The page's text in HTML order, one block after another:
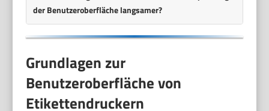
der Benutzeroberfläche langsamer?
Grundlagen zur
Benutzeroberfläche von
Etikettendruckern